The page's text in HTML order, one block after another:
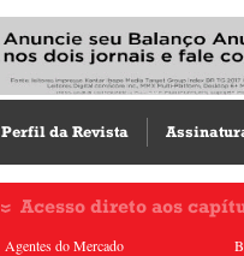
Perfil da Revista
Acesso direto aos
Agentes do Mercado